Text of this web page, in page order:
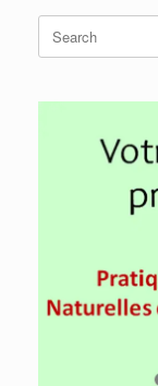
Search
for: